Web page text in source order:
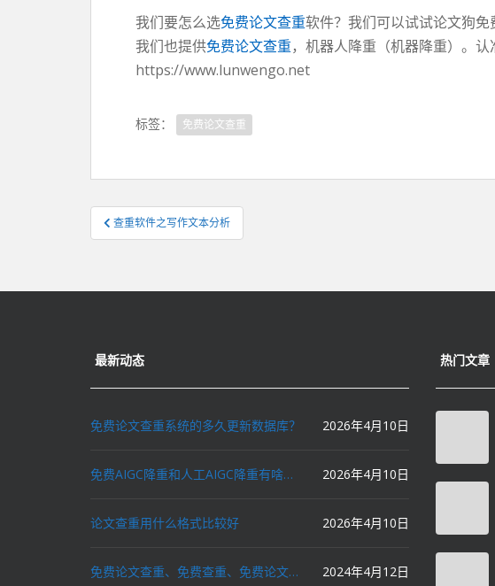
我们要怎么选免费论文查重软件？我们可以试试论文狗
我们也提供免费论文查重，机器人降重（机器降重）。
https://www.lunwengo.net
标签： 免费论文查重
文
章
航
查重软件之写作文本分析
最新动态
免费论文查重系统的多久更新数据库？ 2026年4月10日
免费AIGC降重和人工AIGC降重有啥区别？ 2026年4月10日
论文查重用什么格式比较好 2026年4月10日
免费论文查重、免费查重、免费论文降重、免费降重、智能降重、一键降重、降低AIGC写作率、AI写论文，这些名词你了解吗？ 2024年4月12日
热门文章